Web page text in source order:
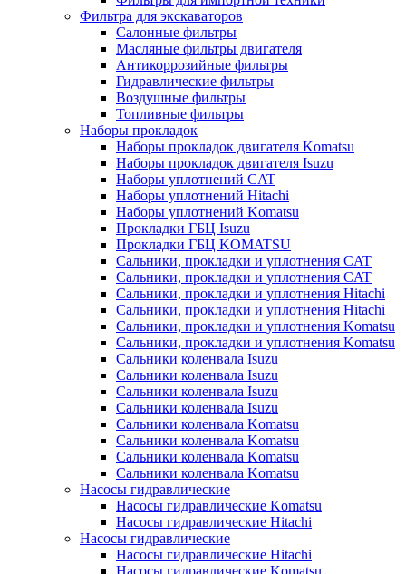
Фильтра для экскаваторов
Салонные фильтры
Масляные фильтры двигателя
Антикоррозийные фильтры
Гидравлические фильтры
Воздушные фильтры
Топливные фильтры
Наборы прокладок
Наборы прокладок двигателя Komatsu
Наборы прокладок двигателя Isuzu
Наборы уплотнений CAT
Наборы уплотнений Hitachi
Наборы уплотнений Komatsu
Прокладки ГБЦ Isuzu
Прокладки ГБЦ KOMATSU
Сальники, прокладки и уплотнения CAT
Сальники, прокладки и уплотнения CAT
Сальники, прокладки и уплотнения Hitachi
Сальники, прокладки и уплотнения Hitachi
Сальники, прокладки и уплотнения Komatsu
Сальники, прокладки и уплотнения Komatsu
Сальники коленвала Isuzu
Сальники коленвала Isuzu
Сальники коленвала Isuzu
Сальники коленвала Isuzu
Сальники коленвала Komatsu
Сальники коленвала Komatsu
Сальники коленвала Komatsu
Сальники коленвала Komatsu
Насосы гидравлические
Насосы гидравлические Komatsu
Насосы гидравлические Hitachi
Насосы гидравлические
Насосы гидравлические Hitachi
Насосы гидравлические Komatsu